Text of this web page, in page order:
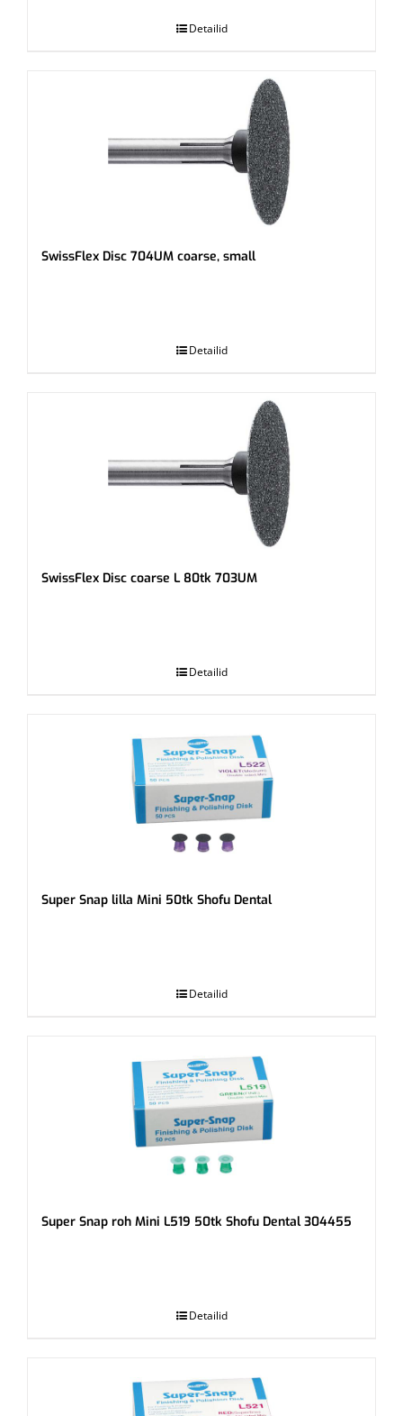
Detailid
SwissFlex Disc 704UM coarse, small
Detailid
SwissFlex Disc coarse L 80tk 703UM
Detailid
Super Snap lilla Mini 50tk Shofu Dental
Detailid
Super Snap roh Mini L519 50tk Shofu Dental 304455
Detailid